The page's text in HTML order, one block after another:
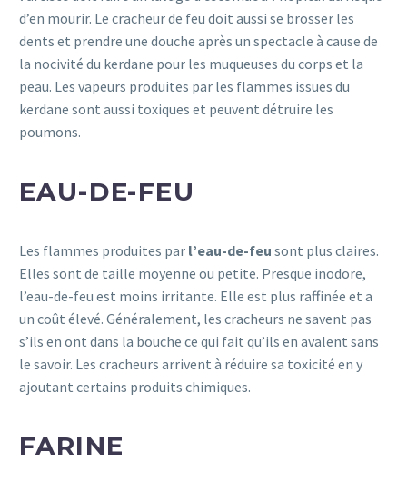
d’en mourir. Le cracheur de feu doit aussi se brosser les
dents et prendre une douche après un spectacle à cause de
la nocivité du kerdane pour les muqueuses du corps et la
peau. Les vapeurs produites par les flammes issues du
kerdane sont aussi toxiques et peuvent détruire les
poumons.
EAU-DE-FEU
Les flammes produites par l’eau-de-feu sont plus claires.
Elles sont de taille moyenne ou petite. Presque inodore,
l’eau-de-feu est moins irritante. Elle est plus raffinée et a
un coût élevé. Généralement, les cracheurs ne savent pas
s’ils en ont dans la bouche ce qui fait qu’ils en avalent sans
le savoir. Les cracheurs arrivent à réduire sa toxicité en y
ajoutant certains produits chimiques.
FARINE